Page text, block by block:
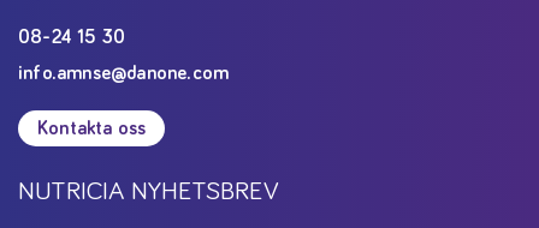
08-24 15 30
info.amnse@danone.com
Kontakta oss
NUTRICIA NYHETSBREV